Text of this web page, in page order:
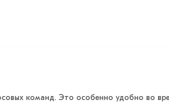
команд. Это особенно удобно во